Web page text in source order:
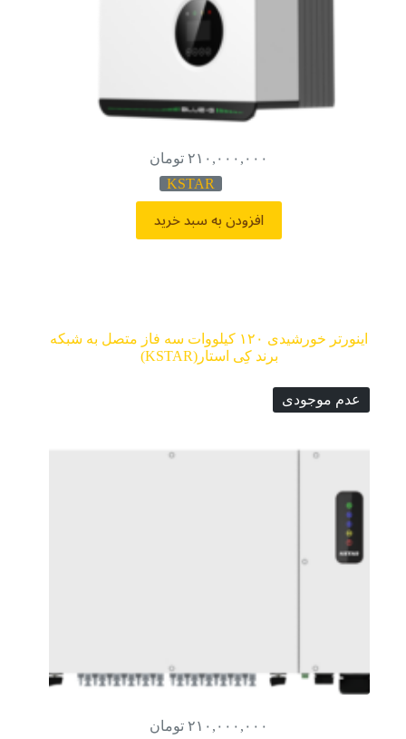
۲۱۰,۰۰۰,۰۰۰ تومان
KSTAR
افزودن به سبد خرید
اینورتر خورشیدی ۱۲۰ کیلووات سه فاز متصل به شبکه
برند کِی استار(KSTAR)
عدم موجودی
۲۱۰,۰۰۰,۰۰۰ تومان